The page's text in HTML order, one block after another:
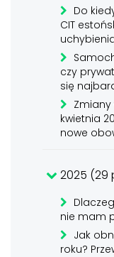
Do
CIT
czy
się
Zmiany
kwietnia
nowe
2025 (29
nie mam
Jak
roku?